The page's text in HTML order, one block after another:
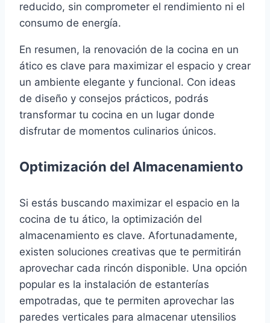
reducido, sin comprometer el rendimiento ni el
consumo de energía.
En resumen, la renovación de la cocina en un
ático es clave para maximizar el espacio y crear
un ambiente elegante y funcional. Con ideas
de diseño y consejos prácticos, podrás
transformar tu cocina en un lugar donde
disfrutar de momentos culinarios únicos.
Optimización del Almacenamiento
Si estás buscando maximizar el espacio en la
cocina de tu ático, la optimización del
almacenamiento es clave. Afortunadamente,
existen soluciones creativas que te permitirán
aprovechar cada rincón disponible. Una opción
popular es la instalación de estanterías
empotradas, que te permiten aprovechar las
paredes verticales para almacenar utensilios